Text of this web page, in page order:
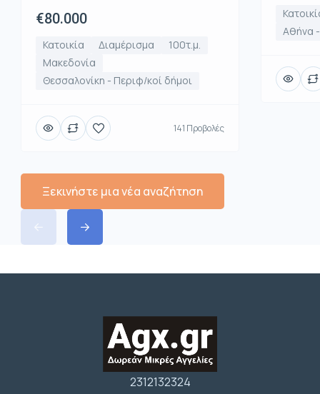
€80.000
Κατοικία Διαμέρισμα
100τ.μ.
Μακεδονία
Θεσσαλονίκη - Περιφ/κοί δήμοι
141 Προβολές
Αθήνα
Ξεκινήστε μια νέα αναζήτηση
2312132324